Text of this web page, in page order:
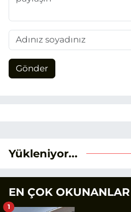
Gönder
Yükleniyor...
EN ÇOK OKUNANLAR
1